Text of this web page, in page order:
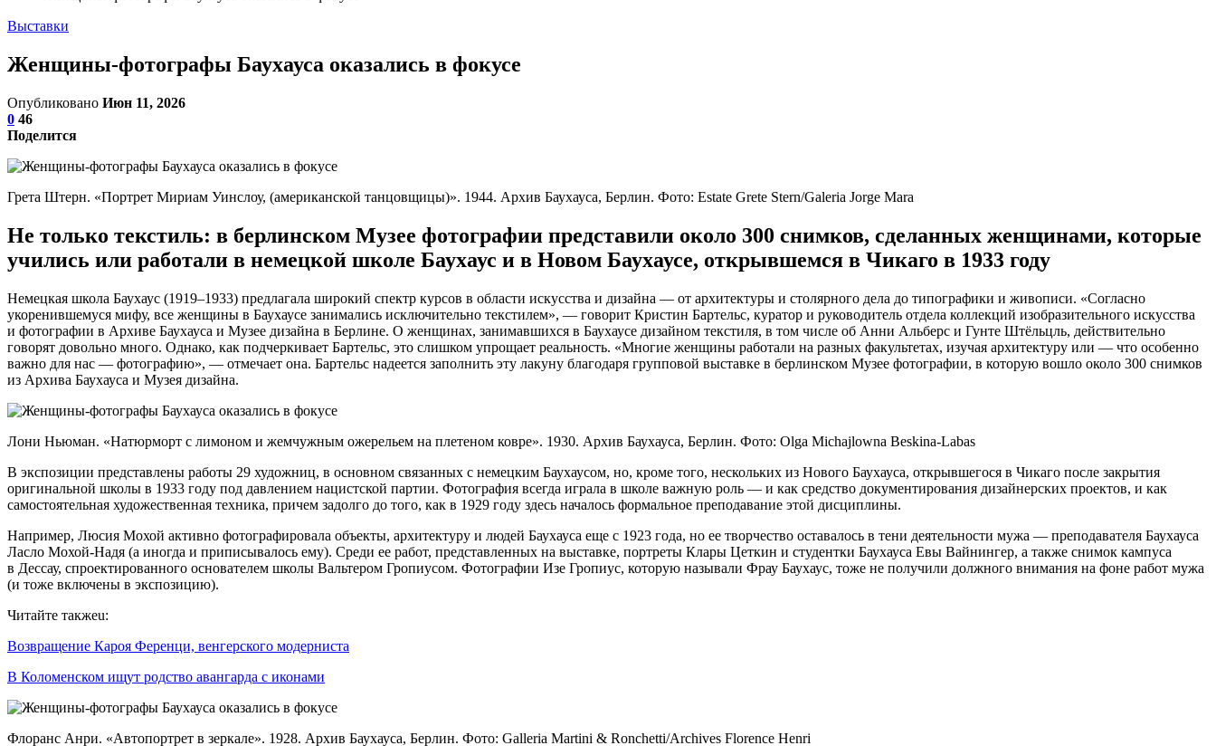
Выставки
Женщины-фотографы Баухауса оказались в фокусе
Опубликовано Июн 11, 2026
0 46
Поделится
Грета Штерн. «Портрет Мириам Уинслоу, (американской танцовщицы)». 1944. Архив Баухауса, Берлин. Фото: Estate Grete Stern/Galeria Jorge Mara
Не только текстиль: в берлинском Музее фотографии представили около 300 снимков, сделанных женщинами, которые
учились или работали в немецкой школе Баухаус и в Новом Баухаусе, открывшемся в Чикаго в 1933 году
Немецкая школа Баухаус (1919–1933) предлагала широкий спектр курсов в области искусства и дизайна — от архитектуры и столярного дела до типографики и живописи. «Согласно
укоренившемуся мифу, все женщины в Баухаусе занимались исключительно текстилем», — говорит Кристин Бартельс, куратор и руководитель отдела коллекций изобразительного искусства
и фотографии в Архиве Баухауса и Музее дизайна в Берлине. О женщинах, занимавшихся в Баухаусе дизайном текстиля, в том числе об Анни Альберс и Гунте Штёльцль, действительно
говорят довольно много. Однако, как подчеркивает Бартельс, это слишком упрощает реальность. «Многие женщины работали на разных факультетах, изучая архитектуру или — что особенно
важно для нас — фотографию», — отмечает она. Бартельс надеется заполнить эту лакуну благодаря групповой выставке в берлинском Музее фотографии, в которую вошло около 300 снимков
из Архива Баухауса и Музея дизайна.
Лони Ньюман. «Натюрморт с лимоном и жемчужным ожерельем на плетеном ковре». 1930. Архив Баухауса, Берлин. Фото: Olga Michajlowna Beskina-Labas
В экспозиции представлены работы 29 художниц, в основном связанных с немецким Баухаусом, но, кроме того, нескольких из Нового Баухауса, открывшегося в Чикаго после закрытия
оригинальной школы в 1933 году под давлением нацистской партии. Фотография всегда играла в школе важную роль — и как средство документирования дизайнерских проектов, и как
самостоятельная художественная техника, причем задолго до того, как в 1929 году здесь началось формальное преподавание этой дисциплины.
Например, Люсия Мохой активно фотографировала объекты, архитектуру и людей Баухауса еще с 1923 года, но ее творчество оставалось в тени деятельности мужа — преподавателя Баухауса
Ласло Мохой-Надя (а иногда и приписывалось ему). Среди ее работ, представленных на выставке, портреты Клары Цеткин и студентки Баухауса Евы Вайнингер, а также снимок кампуса
в Дессау, спроектированного основателем школы Вальтером Гропиусом. Фотографии Изе Гропиус, которую называли Фрау Баухаус, тоже не получили должного внимания на фоне работ мужа
(и тоже включены в экспозицию).
Читайте такжеu:
Возвращение Кароя Ференци, венгерского модерниста
В Коломенском ищут родство авангарда с иконами
Флоранс Анри. «Автопортрет в зеркале». 1928. Архив Баухауса, Берлин. Фото: Galleria Martini & Ronchetti/Archives Florence Henri